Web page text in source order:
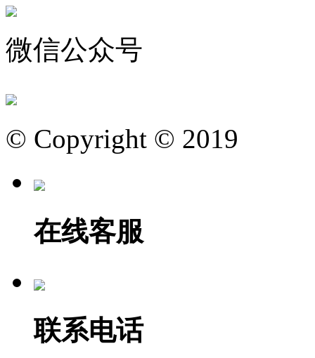
微信公众号
© Copyright © 2019
在线客服
联系电话